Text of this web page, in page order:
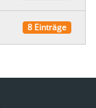
8 Einträge